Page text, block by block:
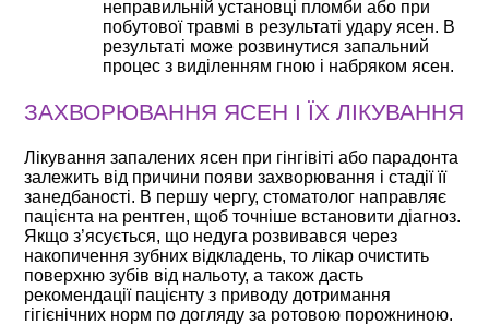
неправильній установці пломби або при
побутової травмі в результаті удару ясен. В
результаті може розвинутися запальний
процес з виділенням гною і набряком ясен.
ЗАХВОРЮВАННЯ ЯСЕН І ЇХ ЛІКУВАННЯ
Лікування запалених ясен при гінгівіті або парадонта
залежить від причини появи захворювання і стадії її
занедбаності. В першу чергу, стоматолог направляє
пацієнта на рентген, щоб точніше встановити діагноз.
Якщо з’ясується, що недуга розвивався через
накопичення зубних відкладень, то лікар очистить
поверхню зубів від нальоту, а також дасть
рекомендації пацієнту з приводу дотримання
гігієнічних норм по догляду за ротовою порожниною.